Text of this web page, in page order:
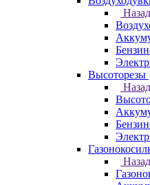
Назад
Высоторезы
Назад
Назад